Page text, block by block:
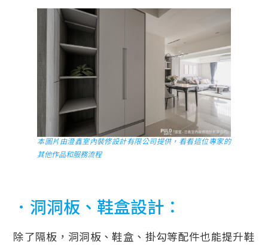
本圖片由澄鑫室內裝修設計有限公司提供，看看這位專家的
其他作品和服務流程
．洞洞板、鞋盒設計：
除了隔板，洞洞板、鞋盒、掛勾等配件也能提升鞋